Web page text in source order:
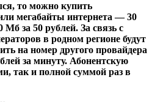
то можно купить
мегабайты интернета — 30
Мб за 50 рублей. За связь с
в родном регионе будут
на номер другого провайдера
за минуту. Абонентскую
так и полной суммой раз в